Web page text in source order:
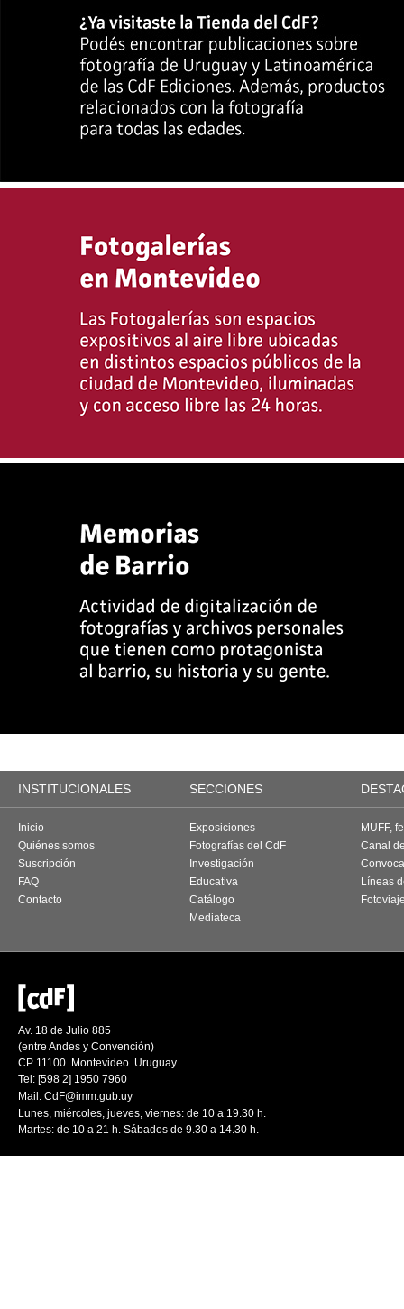
INSTITUCIONALES SECCIONES
Inicio
Quiénes somos
Suscripción
FAQ
Contacto
Exposiciones
Fotografías del CdF
Investigación
Educativa
Catálogo
Mediateca
MUFF,
Canal
Líneas
Av. 18 de Julio 885
(entre Andes y Convención)
CP 11100. Montevideo. Uruguay
Tel: [598 2] 1950 7960
Mail: CdF@imm.gub.uy
Lunes, miércoles, jueves, viernes: de 10 a 19.30 h.
Martes: de 10 a 21 h. Sábados de 9.30 a 14.30 h.